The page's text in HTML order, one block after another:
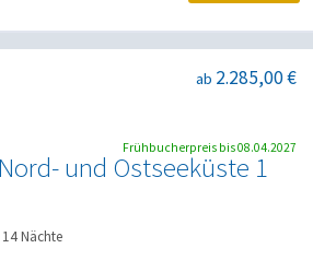
und Ostseeküste 1
ab 2.285,00 €
14 Nächte
Frühbucherpreis bis 08.04.2027